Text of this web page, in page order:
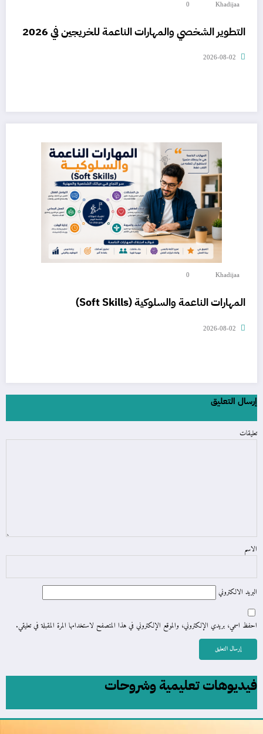
Khadijaa
0
التطوير الشخصي والمهارات الناعمة للخريجين في 2026
2026-08-02
Khadijaa
0
المهارات الناعمة والسلوكية (Soft Skills)
2026-08-02
إرسال التعليق
تعليقات
الاسم
البريد الالكتروني
احفظ اسمي، بريدي الإلكتروني، والموقع الإلكتروني في هذا المتصفح لاستخدامها المرة المقبلة في تعليقي.
فيديوهات تعليمية وشروحات